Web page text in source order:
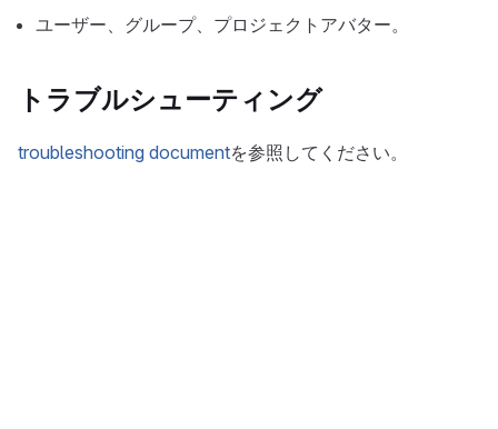
ユーザー、グループ、プロジェクトアバター。
トラブルシューティング
troubleshooting documentを参照してください。